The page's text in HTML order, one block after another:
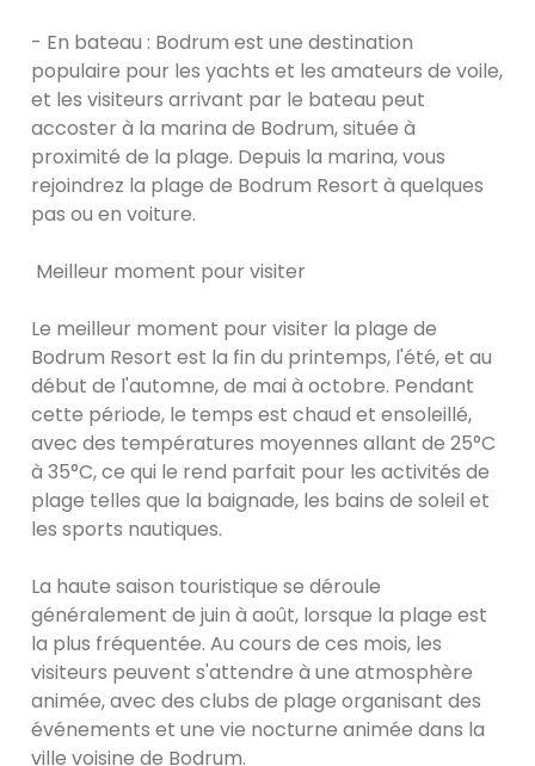
- En bateau : Bodrum est une destination
populaire pour les yachts et les amateurs de voile,
et les visiteurs arrivant par le bateau peut
accoster à la marina de Bodrum, située à
proximité de la plage. Depuis la marina, vous
rejoindrez la plage de Bodrum Resort à quelques
pas ou en voiture.
Meilleur moment pour visiter
Le meilleur moment pour visiter la plage de
Bodrum Resort est la fin du printemps, l'été, et au
début de l'automne, de mai à octobre. Pendant
cette période, le temps est chaud et ensoleillé,
avec des températures moyennes allant de 25°C
à 35°C, ce qui le rend parfait pour les activités de
plage telles que la baignade, les bains de soleil et
les sports nautiques.
La haute saison touristique se déroule
généralement de juin à août, lorsque la plage est
la plus fréquentée. Au cours de ces mois, les
visiteurs peuvent s'attendre à une atmosphère
animée, avec des clubs de plage organisant des
événements et une vie nocturne animée dans la
ville voisine de Bodrum.